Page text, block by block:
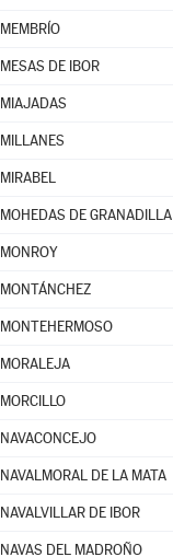
MEMBRÍO
MESAS DE IBOR
MIAJADAS
MILLANES
MIRABEL
MOHEDAS DE GRANADILLA
MONROY
MONTÁNCHEZ
MONTEHERMOSO
MORALEJA
MORCILLO
NAVACONCEJO
NAVALMORAL DE LA MATA
NAVALVILLAR DE IBOR
NAVAS DEL MADROÑO